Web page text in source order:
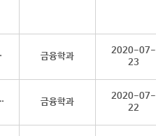
용(~7.31) 금융학과
2020-07-
23
인턴 모집(~7.31) 금융학과
2020-07-
22